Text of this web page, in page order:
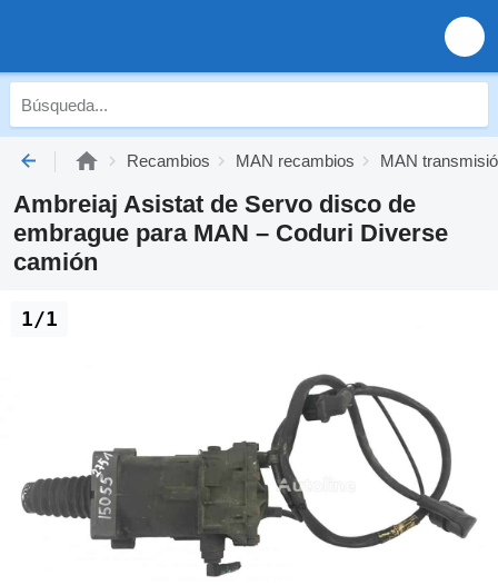
Recambios MAN recambios MAN
Ambreiaj Asistat de Servo disco de
embrague para MAN – Coduri Diverse
camión
1/1